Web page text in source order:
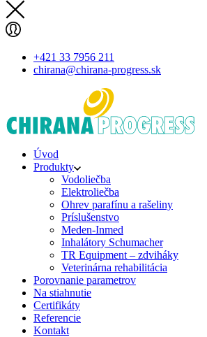
+421 33 7956 211
chirana@chirana-progress.sk
Úvod
Produkty
Vodoliečba
Elektroliečba
Ohrev parafínu a rašeliny
Príslušenstvo
Meden-Inmed
Inhalátory Schumacher
TR Equipment – zdviháky
Veterinárna rehabilitácia
Porovnanie parametrov
Na stiahnutie
Certifikáty
Referencie
Kontakt